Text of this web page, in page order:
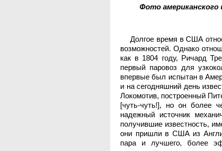
Фото американского
Долгое время в США
возможностей. Однако
как в 1804 году, Ричард
первый паровоз для
впервые был испытан в
и на сегодняшний день
Локомотив, построенный
[чуть-чуть!], но он более
надежный источник
получившие известность,
они пришли в США из
пара и лучшего, более